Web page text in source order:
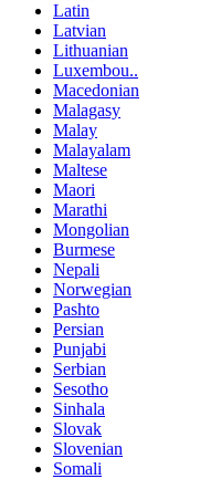
Latin
Latvian
Lithuanian
Luxembou..
Macedonian
Malagasy
Malay
Malayalam
Maltese
Maori
Marathi
Mongolian
Burmese
Nepali
Norwegian
Pashto
Persian
Punjabi
Serbian
Sesotho
Sinhala
Slovak
Slovenian
Somali